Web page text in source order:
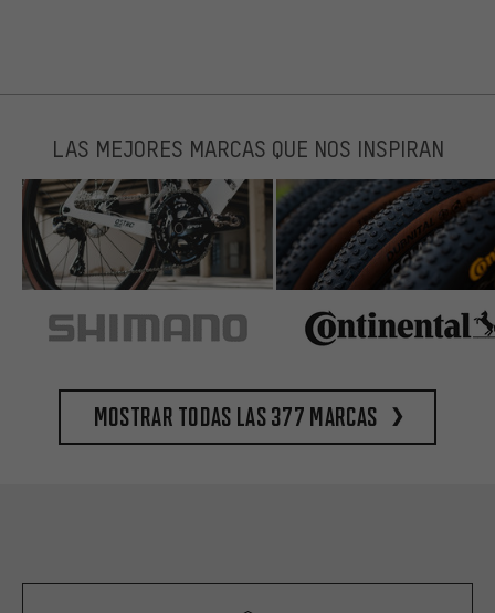
LAS MEJORES MARCAS QUE NOS INSPIRAN
Mostrar todas las 377 marcas